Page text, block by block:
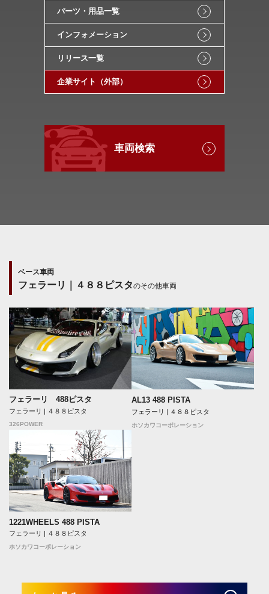
パーツ・用品一覧
インフォメーション
リリース一覧
企業サイト（外部）
車両検索
ベース車両
フェラーリ｜４８８ピスタのその他車両
フェラーリ 488ピスタ
フェラーリ | ４８８ピスタ
326POWER
AL13 488 PISTA
フェラーリ | ４８８ピスタ
ホソカワコーポレーション
1221WHEELS 488 PISTA
フェラーリ | ４８８ピスタ
ホソカワコーポレーション